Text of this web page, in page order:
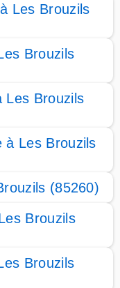
Les Brouzils
Brouzils
Les Brouzils
à Les Brouzils
(85260)
Brouzils
Brouzils